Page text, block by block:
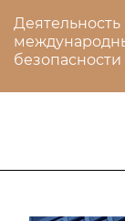
безопасности